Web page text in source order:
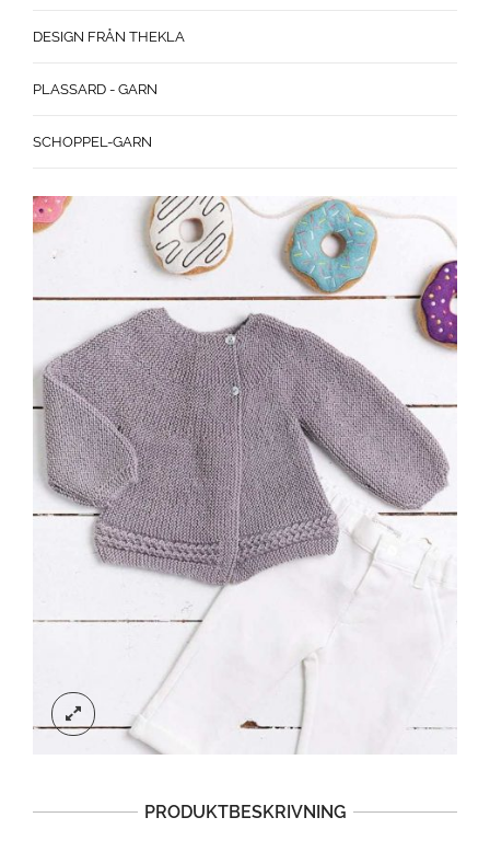
PRODUKTBESKRIVNING
DESIGN FRÅN THEKLA
PLASSARD - GARN
SCHOPPEL-GARN